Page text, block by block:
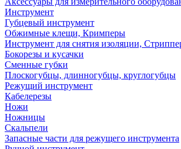
Инструмент
Губцевый инструмент
Обжимные клещи, Кримперы
Инструмент для снятия изоляции,
Бокорезы и кусачки
Сменные губки
Плоскогубцы, длинногубцы, круглогубцы
Режущий инструмент
Кабелерезы
Ножи
Ножницы
Скальпели
Запасные части для режущего инструмента